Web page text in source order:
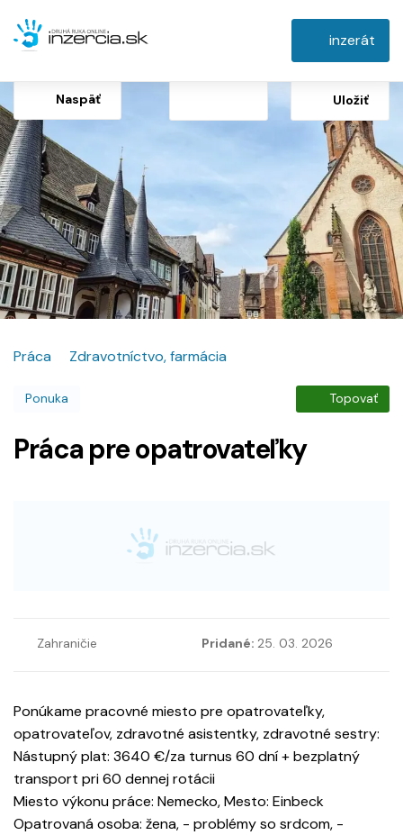
inzerát
Naspäť Uložiť
Práca Zdravotníctvo, farmácia
Ponuka Topovať
Práca pre opatrovateľky
Zahraničie Pridané: 25. 03. 2026
Ponúkame pracovné miesto pre opatrovateľky,
opatrovateľov, zdravotné asistentky, zdravotné sestry:
Nástupný plat: 3640 €/za turnus 60 dní + bezplatný
transport pri 60 dennej rotácii
Miesto výkonu práce: Nemecko, Mesto: Einbeck
Opatrovaná osoba: žena, - problémy so srdcom, -